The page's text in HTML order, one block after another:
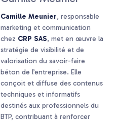
Camille Meunier, responsable
marketing et communication
chez CRP SAS, met en œuvre la
stratégie de visibilité et de
valorisation du savoir-faire
béton de l’entreprise. Elle
conçoit et diffuse des contenus
techniques et informatifs
destinés aux professionnels du
BTP, contribuant à renforcer